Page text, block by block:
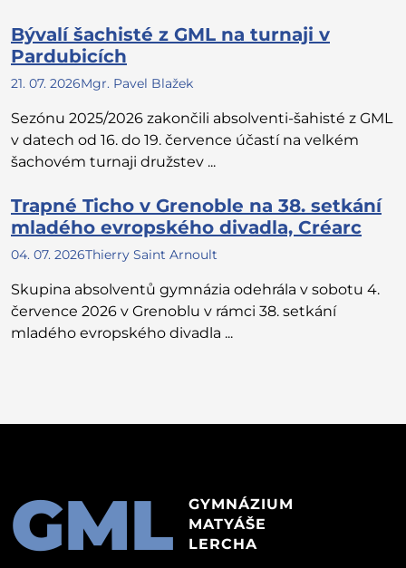
Bývalí šachisté z GML na turnaji v
Pardubicích
21. 07. 2026Mgr. Pavel Blažek
Sezónu 2025/2026 zakončili absolventi-šahisté z GML
v datech od 16. do 19. července účastí na velkém
šachovém turnaji družstev ...
Trapné Ticho v Grenoble na 38. setkání
mladého evropského divadla, Créarc
04. 07. 2026Thierry Saint Arnoult
Skupina absolventů gymnázia odehrála v sobotu 4.
července 2026 v Grenoblu v rámci 38. setkání
mladého evropského divadla ...
GML
GYMNÁZIUM
MATYÁŠE
LERCHA